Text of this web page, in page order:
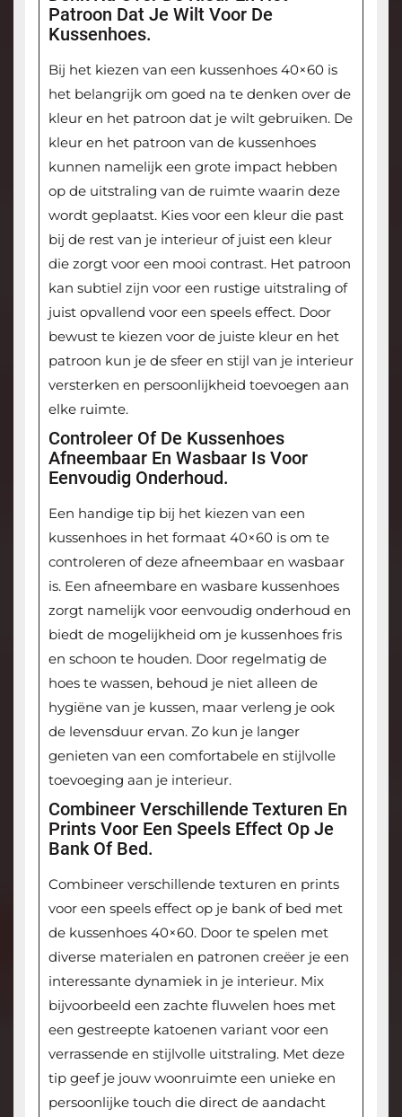
Patroon Dat Je Wilt Voor De
Kussenhoes.
Bij het kiezen van een kussenhoes 40×60 is
het belangrijk om goed na te denken over de
kleur en het patroon dat je wilt gebruiken. De
kleur en het patroon van de kussenhoes
kunnen namelijk een grote impact hebben
op de uitstraling van de ruimte waarin deze
wordt geplaatst. Kies voor een kleur die past
bij de rest van je interieur of juist een kleur
die zorgt voor een mooi contrast. Het patroon
kan subtiel zijn voor een rustige uitstraling of
juist opvallend voor een speels effect. Door
bewust te kiezen voor de juiste kleur en het
patroon kun je de sfeer en stijl van je interieur
versterken en persoonlijkheid toevoegen aan
elke ruimte.
Controleer Of De Kussenhoes
Afneembaar En Wasbaar Is Voor
Eenvoudig Onderhoud.
Een handige tip bij het kiezen van een
kussenhoes in het formaat 40×60 is om te
controleren of deze afneembaar en wasbaar
is. Een afneembare en wasbare kussenhoes
zorgt namelijk voor eenvoudig onderhoud en
biedt de mogelijkheid om je kussenhoes fris
en schoon te houden. Door regelmatig de
hoes te wassen, behoud je niet alleen de
hygiëne van je kussen, maar verleng je ook
de levensduur ervan. Zo kun je langer
genieten van een comfortabele en stijlvolle
toevoeging aan je interieur.
Combineer Verschillende Texturen En
Prints Voor Een Speels Effect Op Je
Bank Of Bed.
Combineer verschillende texturen en prints
voor een speels effect op je bank of bed met
de kussenhoes 40×60. Door te spelen met
diverse materialen en patronen creëer je een
interessante dynamiek in je interieur. Mix
bijvoorbeeld een zachte fluwelen hoes met
een gestreepte katoenen variant voor een
verrassende en stijlvolle uitstraling. Met deze
tip geef je jouw woonruimte een unieke en
persoonlijke touch die direct de aandacht